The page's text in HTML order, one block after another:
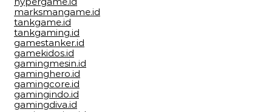
marksmangame.id
tankgame.id
tankgaming.id
gamestanker.id
gamekidos.id
gamingmesin.id
gaminghero.id
gamingcore.id
gamingindo.id
gamingdiva.id